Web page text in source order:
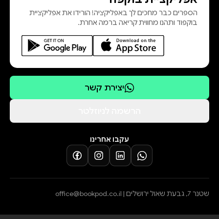
הספרים כבר מחכים לך באפליקציה! הורידו את אפליקציית
בוקפוד ותהנו מחווית קריאה ברמה אחרת.
יצירת קשר
עקבו אחרינו
שטנר 7, גבעת שאול ירושלים | office@bookpod.co.il